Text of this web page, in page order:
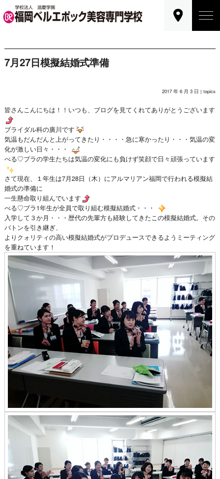
7月27日模擬結婚式準備
2017 年 6 月 3 日 |topics
皆さんこんにちは！！いつも、ブログを見てくれてありがとうございます
ブライダル科の廣川です
気温もだんだんと上がってきたり・・・・急に寒かったり・・・気温の変
化が激しい日々・・・
べる♡ブラの学生たちは気温の変化にも負けず笑顔で日々頑張っています
さて現在、１年生は7月28日（木）にアルマリアン福岡で行われる模擬結
婚式の準備に
一生懸命取り組んでいます
べる♡ブラ1年生が全員で取り組む模擬結婚式・・・
入学して３か月・・・歴代の先輩方も経験してきたこの模擬結婚式。その
バトンを引き継ぎ、
よりクォリティの高い模擬結婚式がプロデュースできるようミーティング
を重ねています！